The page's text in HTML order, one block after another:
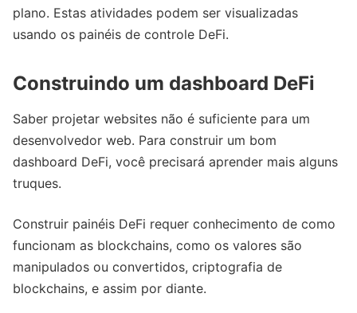
plano. Estas atividades podem ser visualizadas
usando os painéis de controle DeFi.
Construindo um dashboard DeFi
Saber projetar websites não é suficiente para um
desenvolvedor web. Para construir um bom
dashboard DeFi, você precisará aprender mais alguns
truques.
Construir painéis DeFi requer conhecimento de como
funcionam as blockchains, como os valores são
manipulados ou convertidos, criptografia de
blockchains, e assim por diante.